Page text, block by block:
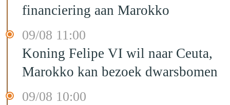
financiering aan Marokko
09/08 11:00
Koning Felipe VI wil naar Ceuta,
Marokko kan bezoek dwarsbomen
09/08 10:00